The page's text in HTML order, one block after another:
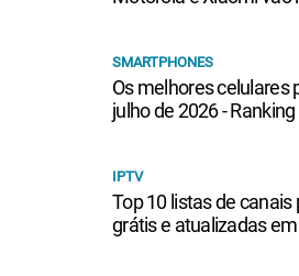
SMARTPHONES
Os melhores celulares
julho de 2026 -
IPTV
Top 10 listas de canais
grátis e atualizadas